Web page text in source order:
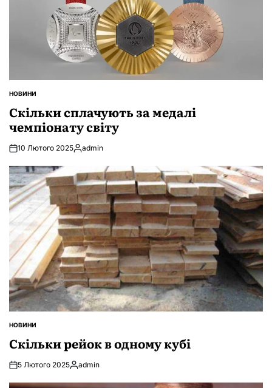
ОПУБЛІКУВАТИ
НОВИНИ
Скільки сплачують за медалі
чемпіонату світу
10 Лютого 2025Опубліковано
admin
ОПУБЛІКУВАТИ
НОВИНИ
Скільки рейок в одному кубі
5 Лютого 2025Опубліковано
admin